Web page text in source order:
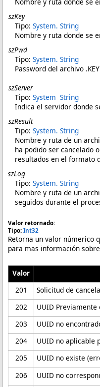
szKey
Tipo: System. String
Nombre y ruta donde se
szPwd
Tipo: System. String
Password del archivo .KEY
szServer
Tipo: System String
Indica el servidor donde
szResult
Tipo: System. String
Nombre y ruta de un
ha podido ser cancelado
resultados en el formato
szLog
Tipo: System. String
Nombre y ruta de un
seguidos durante el
Valor retornado:
Tipo: Int32
Retorna un valor númerico
para mas información
Valor
201
Solicitud de
202
UUID Previamente
203
UUID no
204
UUID no aplicable
205
UUID no existe
206
UUID no